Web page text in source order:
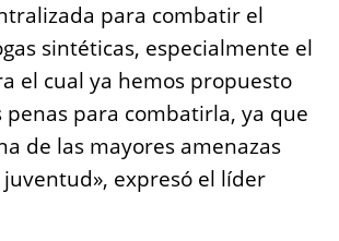
para combatir el
sintéticas, especialmente el
el cual ya hemos propuesto
para combatirla, ya que
de las mayores amenazas
expresó el líder